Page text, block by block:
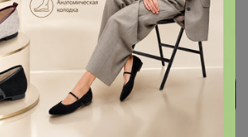
Звездная кофемания от ТОП обжарщиков
России! В наличии! Изучаем и Пробуем всю
кофейную географию! 20 призов на пробу среди
участников закупки!